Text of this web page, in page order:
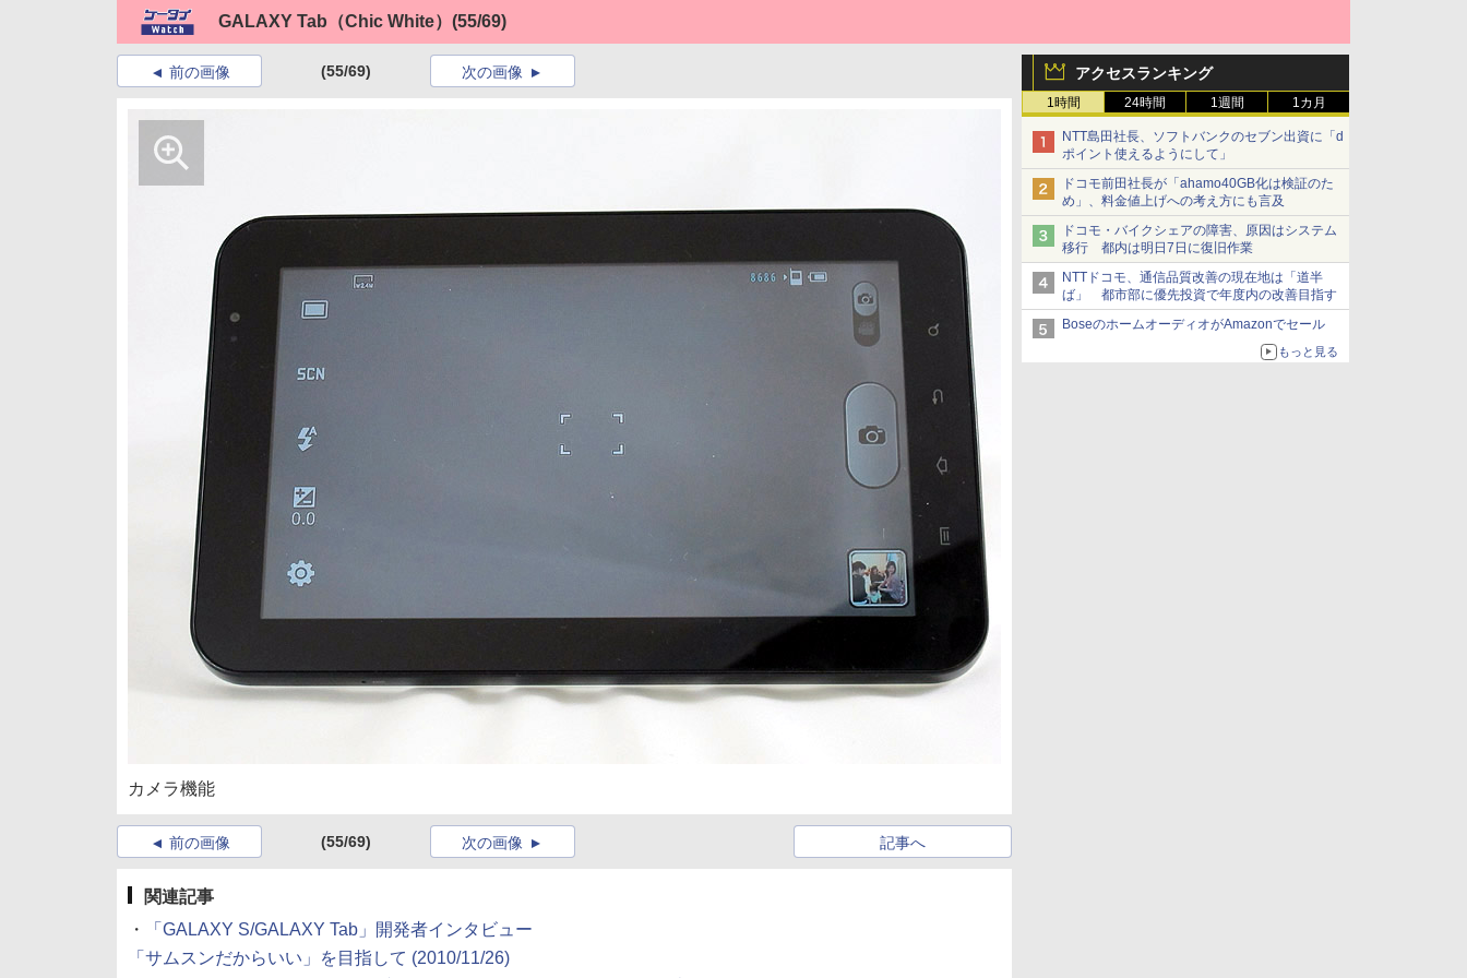
GALAXY Tab（Chic White） (55/69)
アクセスランキング
1時間 24時間 1週間 1カ月
NTT島田社長、ソフトバンクのセブン出資に「d
ポイント使えるようにして」
ドコモ前田社長が「ahamo40GB化は検証のた
め」、料金値上げへの考え方にも言及
ドコモ・バイクシェアの障害、原因はシステム
移行 都内は明日7日に復旧作業
NTTドコモ、通信品質改善の現在地は「道半
ば」 都市部に優先投資で年度内の改善目指す
BoseのホームオーディオがAmazonでセール
もっと見る
前の画像 (55/69) 次の画像
カメラ機能
前の画像 (55/69) 記事へ
次の画像
関連記事
・
「GALAXY S/GALAXY Tab」開発者インタビュー
「サムスンだからいい」を目指して (2010/11/26)